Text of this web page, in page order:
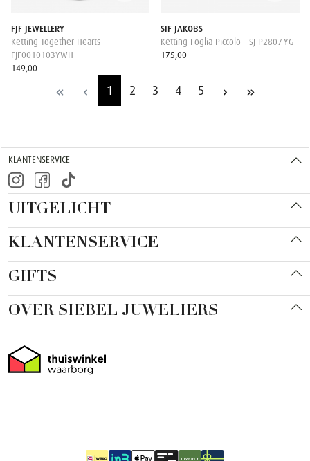
FJF JEWELLERY
Ketting Together Hearts -
FJF0010103YWH
149,00
SIF JAKOBS
Ketting Foglia Piccolo - SJ-P2807-YG
175,00
1 2 3 4 5
KLANTENSERVICE
UITGELICHT
KLANTENSERVICE
GIFTS
OVER SIEBEL JUWELIERS